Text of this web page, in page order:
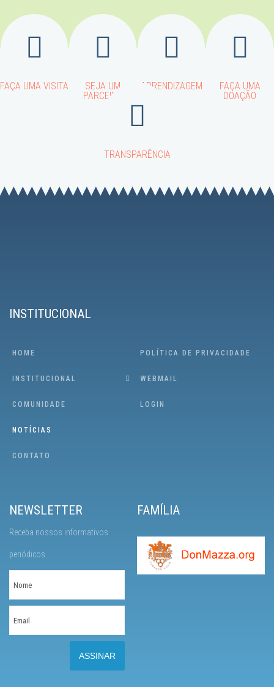
FAÇA UMA VISITA
SEJA UM
PARCEIRO
APRENDIZAGEM
FAÇA UMA
DOAÇÃO
TRANSPARÊNCIA
INSTITUCIONAL
HOME
INSTITUCIONAL
COMUNIDADE
NOTÍCIAS
CONTATO
POLÍTICA DE PRIVACIDADE
WEBMAIL
LOGIN
NEWSLETTER
Receba nossos informativos
periódicos
FAMÍLIA